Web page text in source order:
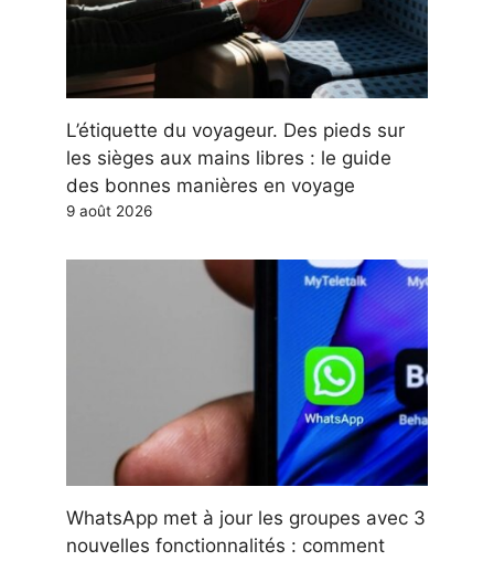
L’étiquette du voyageur. Des pieds sur
les sièges aux mains libres : le guide
des bonnes manières en voyage
9 août 2026
WhatsApp met à jour les groupes avec 3
nouvelles fonctionnalités : comment